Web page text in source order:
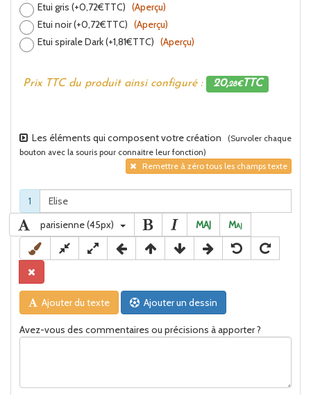
Etui gris (+0,72€TTC) (Aperçu)
Etui noir (+0,72€TTC) (Aperçu)
Etui spirale Dark (+1,81€TTC) (Aperçu)
Prix TTC du produit ainsi configuré : 20,28€TTC
Les éléments qui composent votre création
(Survoler chaque
bouton avec la souris pour connaitre leur fonction)
Remettre à zéro tous les champs texte
1
parisienne (45px)
MAJ Maj
Ajouter du texte Ajouter un dessin
Avez-vous des commentaires ou précisions à apporter ?